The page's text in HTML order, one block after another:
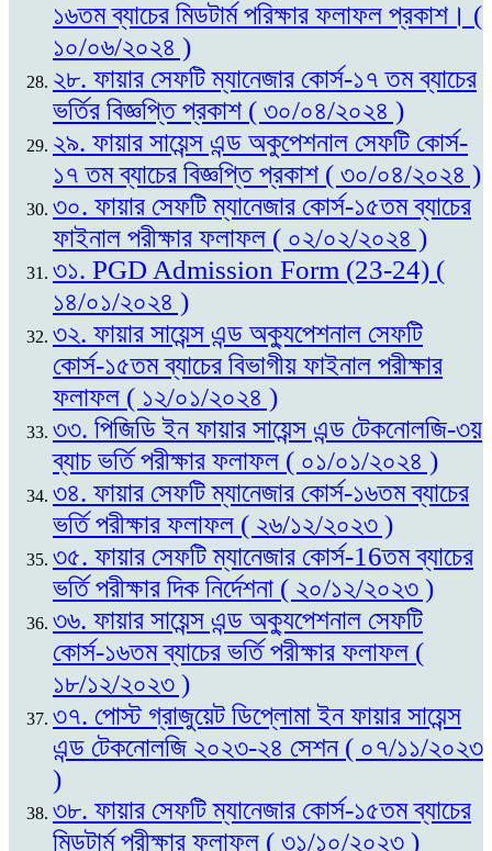
১৬তম ব্যাচের মিডটার্ম পরিক্ষার ফলাফল প্রকাশ। (
১০/০৬/২০২৪ )
২৮. ফায়ার সেফটি ম্যানেজার কোর্স-১৭ তম ব্যাচের
ভর্তির বিজ্ঞপ্তি প্রকাশ ( ৩০/০৪/২০২৪ )
২৯. ফায়ার সায়েন্স এন্ড অকুপেশনাল সেফটি কোর্স-
১৭ তম ব্যাচের বিজ্ঞপ্তি প্রকাশ ( ৩০/০৪/২০২৪ )
৩০. ফায়ার সেফটি ম্যানেজার কোর্স-১৫তম ব্যাচের
ফাইনাল পরীক্ষার ফলাফল ( ০২/০২/২০২৪ )
৩১. PGD Admission Form (23-24) (
১৪/০১/২০২৪ )
৩২. ফায়ার সায়েন্স এন্ড অক্যুপেশনাল সেফটি
কোর্স-১৫তম ব্যাচের বিভাগীয় ফাইনাল পরীক্ষার
ফলাফল ( ১২/০১/২০২৪ )
৩৩. পিজিডি ইন ফায়ার সায়েন্স এন্ড টেকনোলজি-৩য়
ব্যাচ ভর্তি পরীক্ষার ফলাফল ( ০১/০১/২০২৪ )
৩৪. ফায়ার সেফটি ম্যানেজার কোর্স-১৬তম ব্যাচের
ভর্তি পরীক্ষার ফলাফল ( ২৬/১২/২০২৩ )
৩৫. ফায়ার সেফটি ম্যানেজার কোর্স-16তম ব্যাচের
ভর্তি পরীক্ষার দিক নির্দেশনা ( ২০/১২/২০২৩ )
৩৬. ফায়ার সায়েন্স এন্ড অক্যুপেশনাল সেফটি
কোর্স-১৬তম ব্যাচের ভর্তি পরীক্ষার ফলাফল (
১৮/১২/২০২৩ )
৩৭. পোস্ট গ্রাজুয়েট ডিপ্লোমা ইন ফায়ার সায়েন্স
এন্ড টেকনোলজি ২০২৩-২৪ সেশন ( ০৭/১১/২০২৩
)
৩৮. ফায়ার সেফটি ম্যানেজার কোর্স-১৫তম ব্যাচের
মিডটার্ম পরীক্ষার ফলাফল ( ৩১/১০/২০২৩ )